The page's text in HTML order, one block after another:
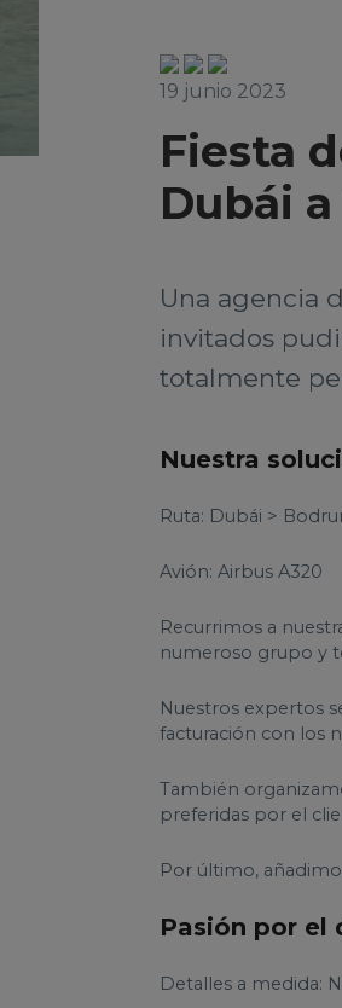
19 junio 2023
Fiesta
Dubái
Una agencia
invitados
totalmente
Nuestra
Ruta: Dubái >
Avión: Airbus A320
Recurrimos a
numeroso grupo y
Nuestros expertos
facturación con los
También
preferidas por el
Por último,
Pasión por el
Detalles a medida: